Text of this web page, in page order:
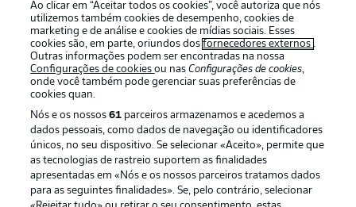
APLICATIVO DA BUNDESLIGA
Oferecido por
Ao clicar em “Aceitar todos os cookies”, você autoriza que nós
utilizemos também cookies de desempenho, cookies de
marketing e de análise e cookies de mídias sociais. Esses
cookies são, em parte, oriundos dosfornecedores externos .
Outras informações podem ser encontradas na nossa
Configurações de cookiesou nasConfigurações de cookies,
onde você também pode gerenciar suas preferências de
cookies quan.
Nós e os nossos61 parceiros armazenamos e acedemos a
dados pessoais, como dados de navegação ou identificadores
únicos, no seu dispositivo. Se selecionar «Aceito», permite que
as tecnologias de rastreio suportem as finalidades
apresentadas em «Nós e os nossos parceiros tratamos dados
para as seguintes finalidades». Se, pelo contrário, selecionar